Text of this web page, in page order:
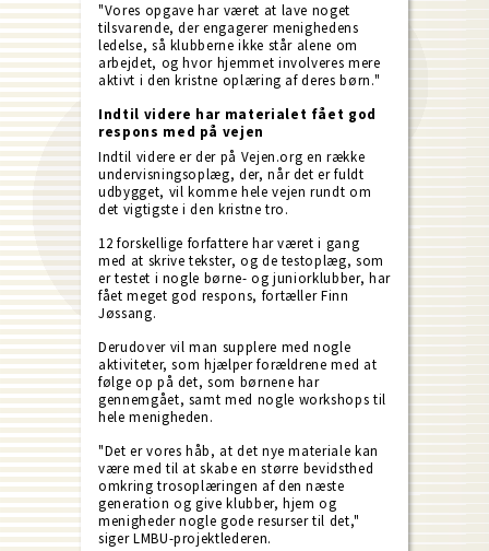
"Vores opgave har været at lave noget
tilsvarende, der engagerer menighedens
ledelse, så klubberne ikke står alene om
arbejdet, og hvor hjemmet involveres mere
aktivt i den kristne oplæring af deres børn."
Indtil videre har materialet fået god
respons med på vejen
Indtil videre er der på Vejen.org en række
undervisningsoplæg, der, når det er fuldt
udbygget, vil komme hele vejen rundt om
det vigtigste i den kristne tro.
12 forskellige forfattere har været i gang
med at skrive tekster, og de testoplæg, som
er testet i nogle børne- og juniorklubber, har
fået meget god respons, fortæller Finn
Jøssang.
Derudover vil man supplere med nogle
aktiviteter, som hjælper forældrene med at
følge op på det, som børnene har
gennemgået, samt med nogle workshops til
hele menigheden.
"Det er vores håb, at det nye materiale kan
være med til at skabe en større bevidsthed
omkring trosoplæringen af den næste
generation og give klubber, hjem og
menigheder nogle gode resurser til det,"
siger LMBU-projektlederen.